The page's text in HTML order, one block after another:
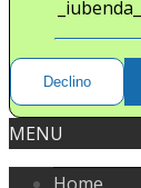
Declino
MENU